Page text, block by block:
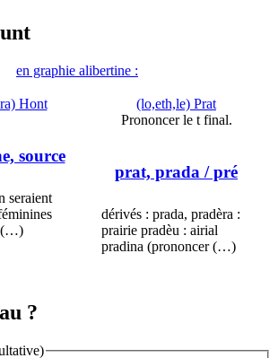
en graphie alibertine :
Hont
source
seraient
(…)
(lo,eth,le) Prat
Prononcer le t final.
prat, prada / pré
dérivés : prada, pradèra :
prairie pradèu : airial
pradina (prononcer (…)
?